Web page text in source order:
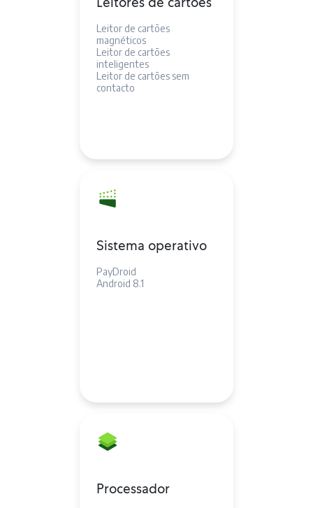
Leitor de cartões
magnéticos
Leitor de cartões
inteligentes
Leitor de cartões sem
contacto
Sistema operativo
PayDroid
Android 8.1
Processador